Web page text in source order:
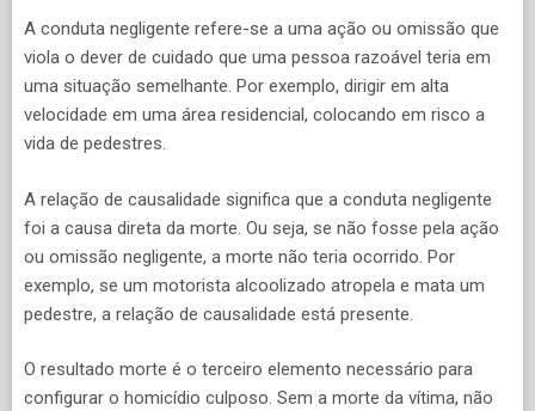
A conduta negligente refere-se a uma ação ou omissão que
viola o dever de cuidado que uma pessoa razoável teria em
uma situação semelhante. Por exemplo, dirigir em alta
velocidade em uma área residencial, colocando em risco a
vida de pedestres.
A relação de causalidade significa que a conduta negligente
foi a causa direta da morte. Ou seja, se não fosse pela ação
ou omissão negligente, a morte não teria ocorrido. Por
exemplo, se um motorista alcoolizado atropela e mata um
pedestre, a relação de causalidade está presente.
O resultado morte é o terceiro elemento necessário para
configurar o homicídio culposo. Sem a morte da vítima, não